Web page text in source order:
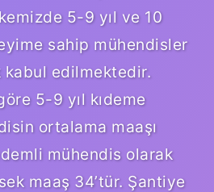
5-9 yıl ve 10
sahip mühendisler
edilmektedir.
5-9 yıl kıdeme
ortalama maaşı
mühendis olarak
maaş 34’tür. Şantiye